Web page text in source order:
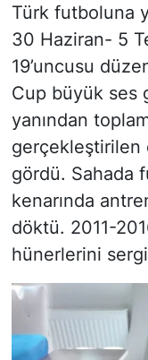
Türk futboluna
30 Haziran- 5
19’uncusu
Cup büyük ses
yanından
gerçekleştirilen
gördü. Sahada
kenarında
döktü. 2011-
hünerlerini